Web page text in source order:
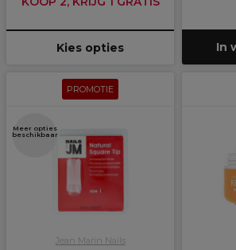
Kies opties In
PROMOTIE
Meer opties
beschikbaar
Jean Marin Nails